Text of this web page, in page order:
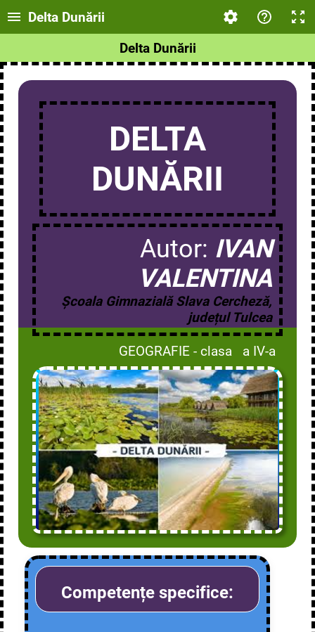
Delta Dunării
Delta Dunării
DELTA
DUNĂRII
Autor: IVAN
VALENTINA
Școala Gimnazială Slava Cercheză,
județul Tulcea
GEOGRAFIE - clasa a IV-a
Competențe specifice: